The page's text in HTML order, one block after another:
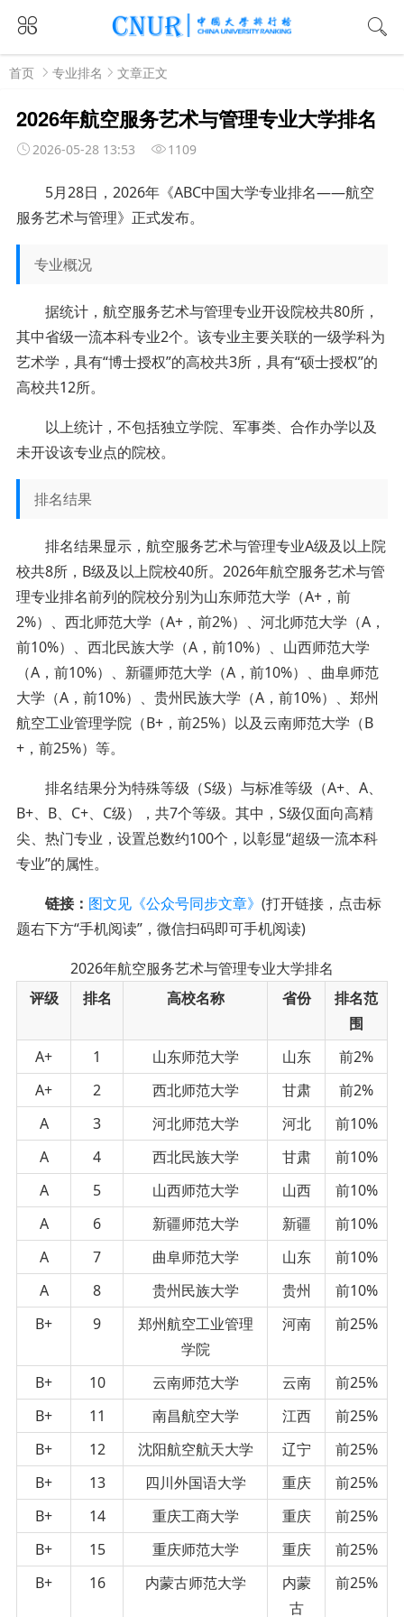
首页 专业排名 文章正文
2026年航空服务艺术与管理专业大学排名
2026-05-28 13:53 1109
5月28日，2026年《ABC中国大学专业排名——航空
服务艺术与管理》正式发布。
专业概况
据统计，航空服务艺术与管理专业开设院校共80所，
其中省级一流本科专业2个。该专业主要关联的一级学科为
艺术学，具有“博士授权”的高校共3所，具有“硕士授权”的
高校共12所。
以上统计，不包括独立学院、军事类、合作办学以及
未开设该专业点的院校。
排名结果
排名结果显示，航空服务艺术与管理专业A级及以上院
校共8所，B级及以上院校40所。2026年航空服务艺术与管
理专业排名前列的院校分别为山东师范大学（A+，前
2%）、西北师范大学（A+，前2%）、河北师范大学（A，
前10%）、西北民族大学（A，前10%）、山西师范大学
（A，前10%）、新疆师范大学（A，前10%）、曲阜师范
大学（A，前10%）、贵州民族大学（A，前10%）、郑州
航空工业管理学院（B+，前25%）以及云南师范大学（B
+，前25%）等。
排名结果分为特殊等级（S级）与标准等级（A+、A、
B+、B、C+、C级），共7个等级。其中，S级仅面向高精
尖、热门专业，设置总数约100个，以彰显“超级一流本科
专业”的属性。
链接： 图文见《公众号同步文章》 (打开链接，点击标
题右下方“手机阅读”，微信扫码即可手机阅读)
2026年航空服务艺术与管理专业大学排名
评级
排名 高校名称 省份
排名范
围
A+
1 山东师范大学 山东
前2%
A+
2 西北师范大学 甘肃
前2%
A
3 河北师范大学 河北
前10%
A
4 西北民族大学 甘肃
前10%
A
5 山西师范大学 山西
前10%
A
6 新疆师范大学 新疆
前10%
A
7 曲阜师范大学 山东
前10%
A
8 贵州民族大学 贵州
前10%
B+
9
郑州航空工业管理
学院
河南 前25%
B+ 10 云南师范大学 云南
前25%
B+
11 南昌航空大学 江西
前25%
B+
12 沈阳航空航天大学 辽宁
前25%
B+
13 四川外国语大学 重庆
前25%
B+
14 重庆工商大学 重庆
前25%
B+
15 重庆师范大学 重庆
前25%
B+
16 内蒙古师范大学
内蒙
古
前25%